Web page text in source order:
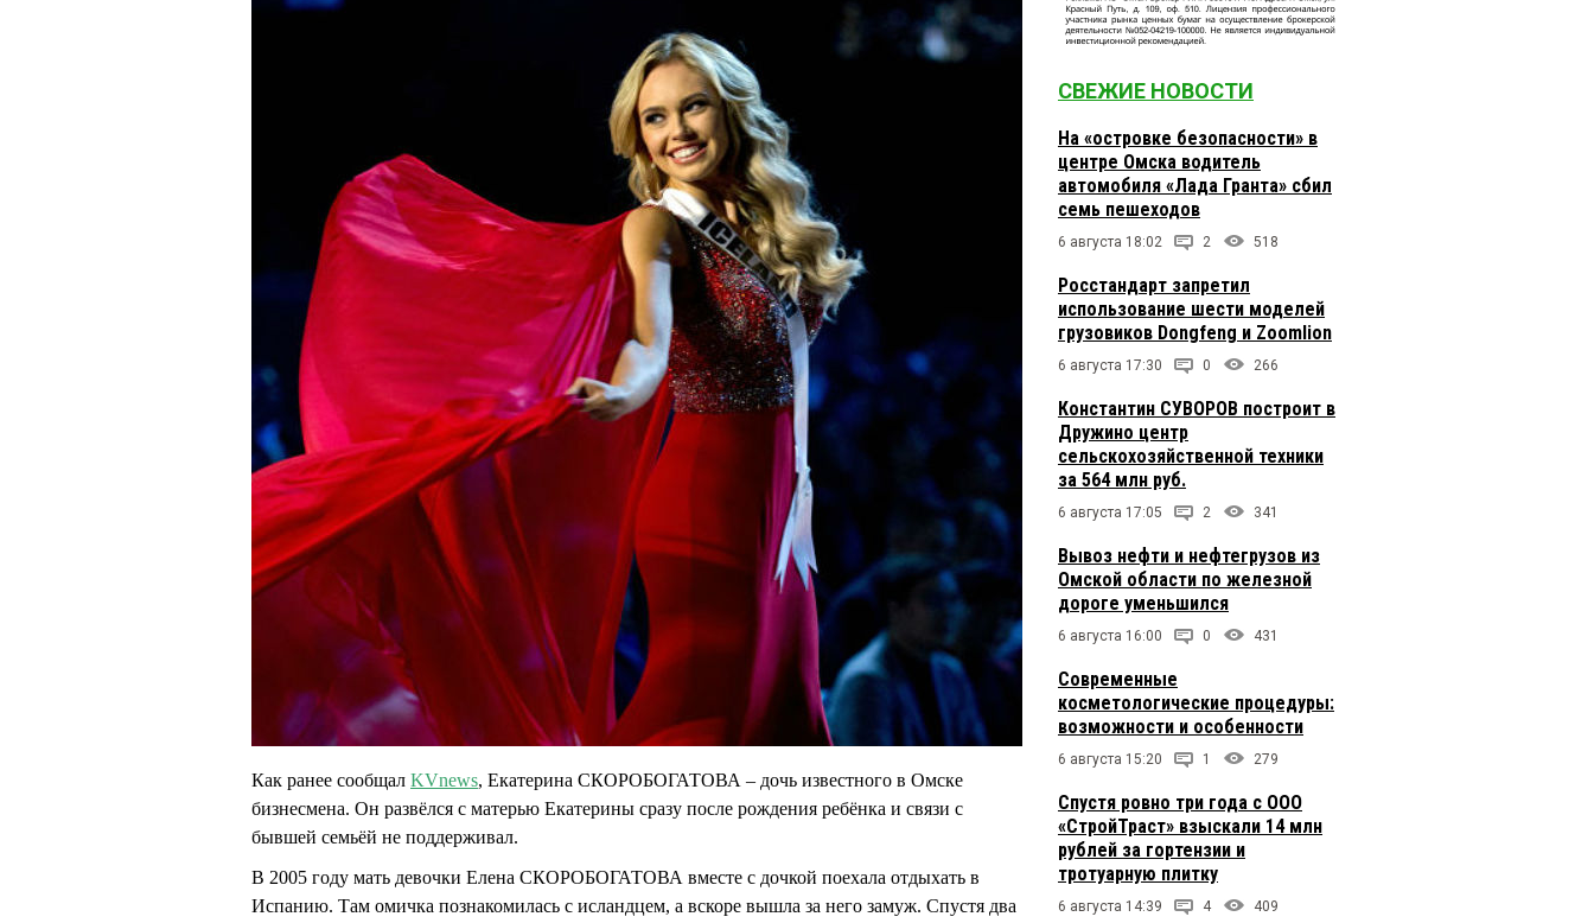
Как ранее сообщал KVnews, Екатерина СКОРОБОГАТОВА – дочь известного в Омске
бизнесмена. Он развёлся с матерью Екатерины сразу после рождения ребёнка и связи с
бывшей семьёй не поддерживал.
В 2005 году мать девочки Елена СКОРОБОГАТОВА вместе с дочкой поехала отдыхать в
Испанию. Там омичка познакомилась с исландцем, а вскоре вышла за него замуж. Спустя два
СВЕЖИЕ НОВОСТИ
На «островке безопасности» в
центре Омска водитель
автомобиля «Лада Гранта» сбил
семь пешеходов
6 августа 18:02 2 518
Росстандарт запретил
использование шести моделей
грузовиков Dongfeng и Zoomlion
6 августа 17:30 0 266
Константин СУВОРОВ построит в
Дружино центр
сельскохозяйственной техники
за 564 млн руб.
6 августа 17:05 2 341
Вывоз нефти и нефтегрузов из
Омской области по железной
дороге уменьшился
6 августа 16:00 0 431
Современные
косметологические процедуры:
возможности и особенности
6 августа 15:20 1 279
Спустя ровно три года с ООО
«СтройТраст» взыскали 14 млн
рублей за гортензии и
тротуарную плитку
6 августа 14:39 4 409